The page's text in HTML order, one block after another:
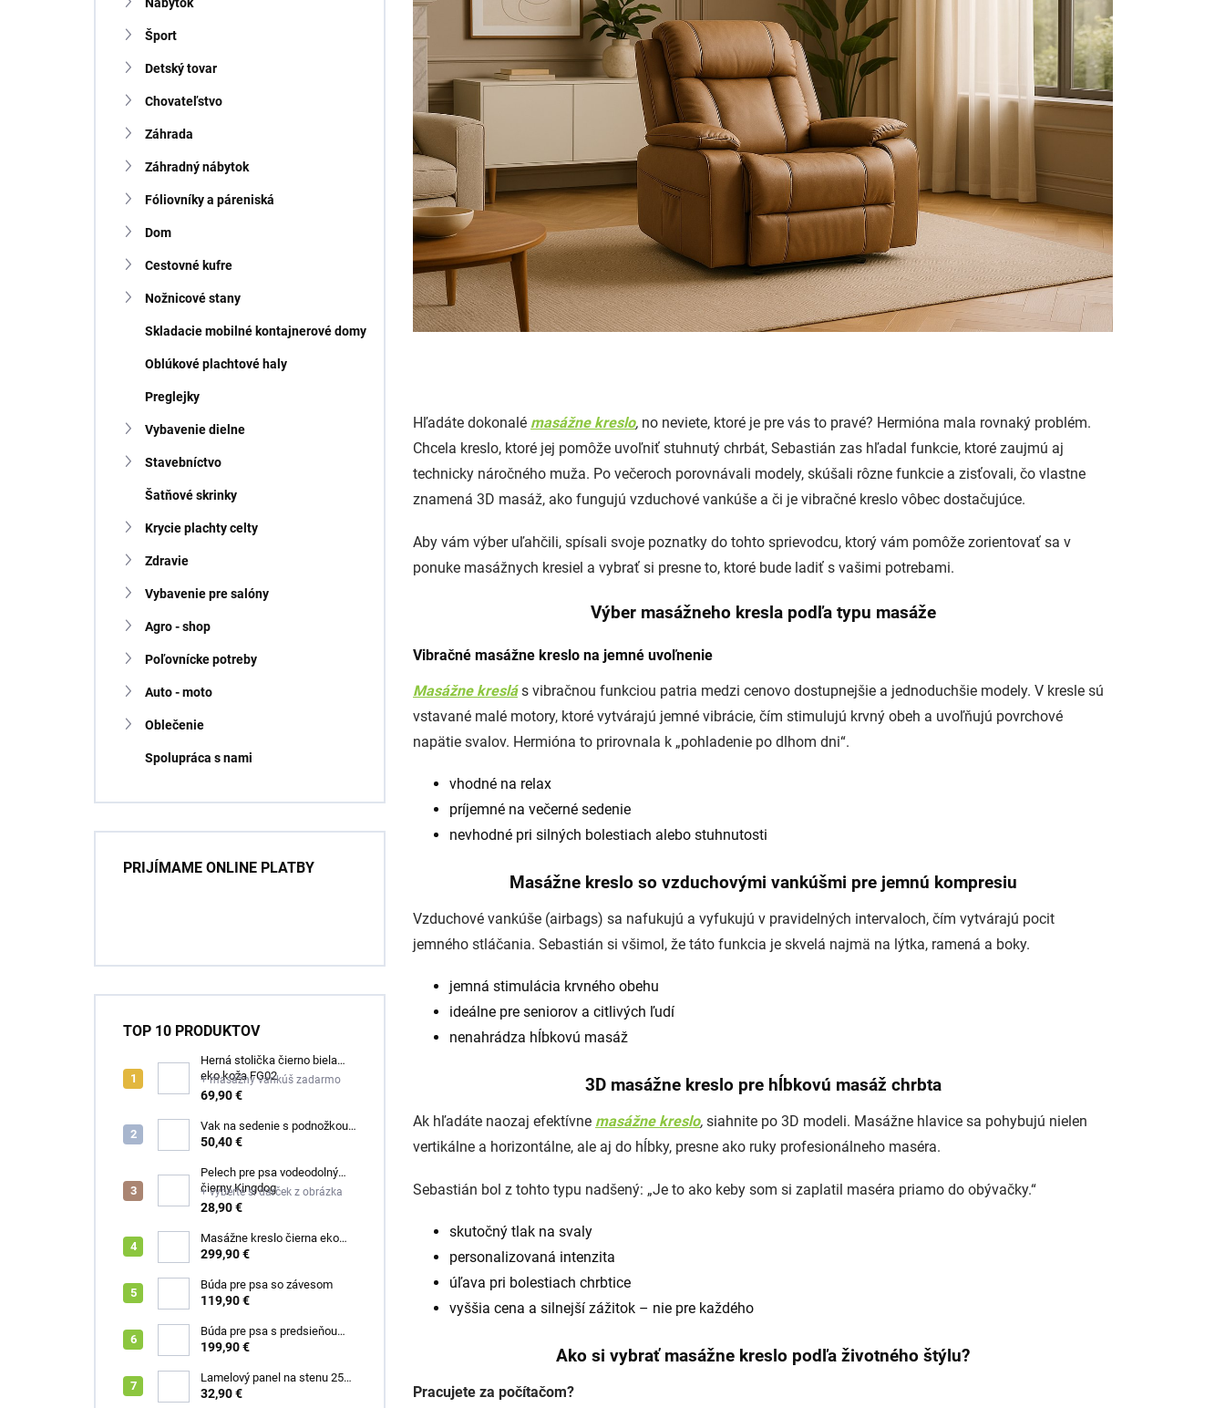
Šport
Detský tovar
Chovateľstvo
Záhrada
Záhradný nábytok
Fóliovníky a páreniská
Dom
Cestovné kufre
Nožnicové stany
Skladacie mobilné kontajnerové domy
Oblúkové plachtové haly
Preglejky
Vybavenie dielne
Stavebníctvo
Šatňové skrinky
Krycie plachty celty
Zdravie
Vybavenie pre salóny
Agro - shop
Poľovnícke potreby
Auto - moto
Oblečenie
Spolupráca s nami
PRIJÍMAME ONLINE PLATBY
TOP 10 PRODUKTOV
Herná stolička čierno biela
eko koža FG02
+ masážny vankúš zadarmo
69,90 €
Vak na sedenie s podnožkou
čierny ekokoža
50,40 €
Pelech pre psa vodeodolný
čierny Kingdog
+ vyberte si darček z obrázka
28,90 €
Masážne kreslo čierna eko
koža Box
299,90 €
Búda pre psa so závesom
119,90 €
Búda pre psa s predsieňou
šedá XL Roky
199,90 €
Lamelový panel na stenu 255
x 46 cm dub zlatý
32,90 €
Hľadáte dokonalé masážne kreslo, no neviete, ktoré je pre vás to pravé? Hermióna mala rovnaký problém.
Chcela kreslo, ktoré jej pomôže uvoľniť stuhnutý chrbát, Sebastián zas hľadal funkcie, ktoré zaujmú aj
technicky náročného muža. Po večeroch porovnávali modely, skúšali rôzne funkcie a zisťovali, čo vlastne
znamená 3D masáž, ako fungujú vzduchové vankúše a či je vibračné kreslo vôbec dostačujúce.
Aby vám výber uľahčili, spísali svoje poznatky do tohto sprievodcu, ktorý vám pomôže zorientovať sa v
ponuke masážnych kresiel a vybrať si presne to, ktoré bude ladiť s vašimi potrebami.
Výber masážneho kresla podľa typu masáže
Vibračné masážne kreslo na jemné uvoľnenie
Masážne kreslás vibračnou funkciou patria medzi cenovo dostupnejšie a jednoduchšie modely. V kresle sú
vstavané malé motory, ktoré vytvárajú jemné vibrácie, čím stimulujú krvný obeh a uvoľňujú povrchové
napätie svalov. Hermióna to prirovnala k „pohladenie po dlhom dni“.
vhodné na relax
príjemné na večerné sedenie
nevhodné pri silných bolestiach alebo stuhnutosti
Masážne kreslo so vzduchovými vankúšmi pre jemnú kompresiu
Vzduchové vankúše (airbags) sa nafukujú a vyfukujú v pravidelných intervaloch, čím vytvárajú pocit
jemného stláčania. Sebastián si všimol, že táto funkcia je skvelá najmä na lýtka, ramená a boky.
jemná stimulácia krvného obehu
ideálne pre seniorov a citlivých ľudí
nenahrádza hĺbkovú masáž
3D masážne kreslo pre hĺbkovú masáž chrbta
Ak hľadáte naozaj efektívne masážne kreslo, siahnite po 3D modeli. Masážne hlavice sa pohybujú nielen
vertikálne a horizontálne, ale aj do hĺbky, presne ako ruky profesionálneho maséra.
Sebastián bol z tohto typu nadšený: „Je to ako keby som si zaplatil maséra priamo do obývačky.“
skutočný tlak na svaly
personalizovaná intenzita
úľava pri bolestiach chrbtice
vyššia cena a silnejší zážitok – nie pre každého
Ako si vybrať masážne kreslo podľa životného štýlu?
Pracujete za počítačom?